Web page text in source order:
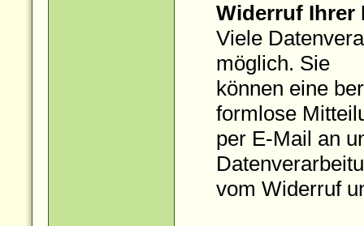
Widerruf Ihrer
Viele
möglich. Sie
können eine
formlose
per E-Mail an
vom Widerruf